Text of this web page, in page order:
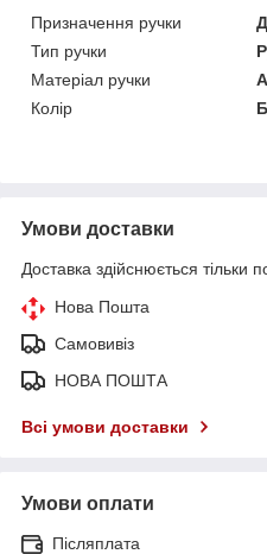
Призначення ручки
Тип ручки
Матеріал ручки
Колір
Умови доставки
Доставка здійснюється тільки
Нова Пошта
Самовивіз
НОВА ПОШТА
Всі умови доставки
Умови оплати
Післяплата